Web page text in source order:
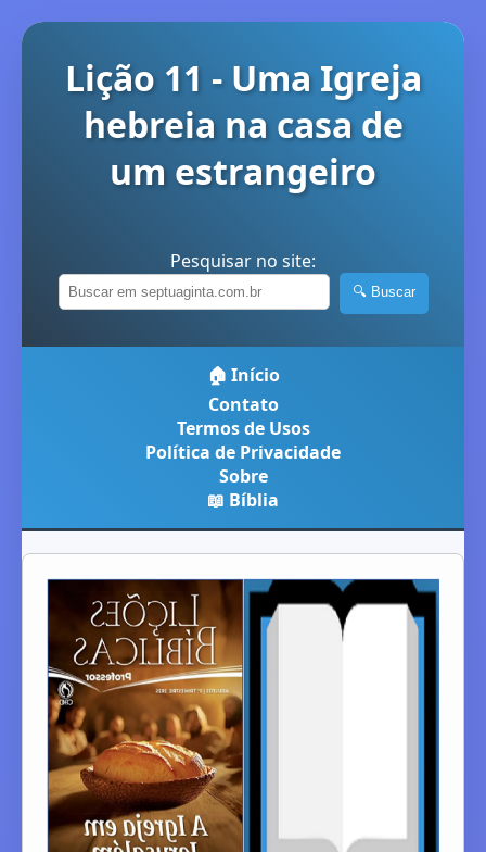
Lição 11 - Uma Igreja
hebreia na casa de
um estrangeiro
Pesquisar no site:
🔍 Buscar
🏠 Início
Contato
Termos de Usos
Política de Privacidade
Sobre
📖 Bíblia